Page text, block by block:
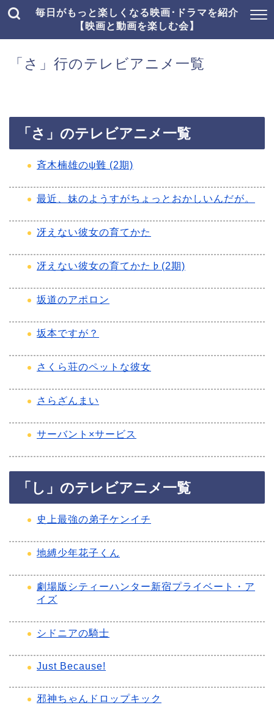
毎日がもっと楽しくなる映画･ドラマを紹介
【映画と動画を楽しむ会】
「さ」行のテレビアニメ一覧
「さ」のテレビアニメ一覧
斉木楠雄のψ難 (2期)
最近、妹のようすがちょっとおかしいんだが。
冴えない彼女の育てかた
冴えない彼女の育てかた♭(2期)
坂道のアポロン
坂本ですが？
さくら荘のペットな彼女
さらざんまい
サーバント×サービス
「し」のテレビアニメ一覧
史上最強の弟子ケンイチ
地縛少年花子くん
劇場版シティーハンター新宿プライベート・ア
イズ
シドニアの騎士
Just Because!
邪神ちゃんドロップキック